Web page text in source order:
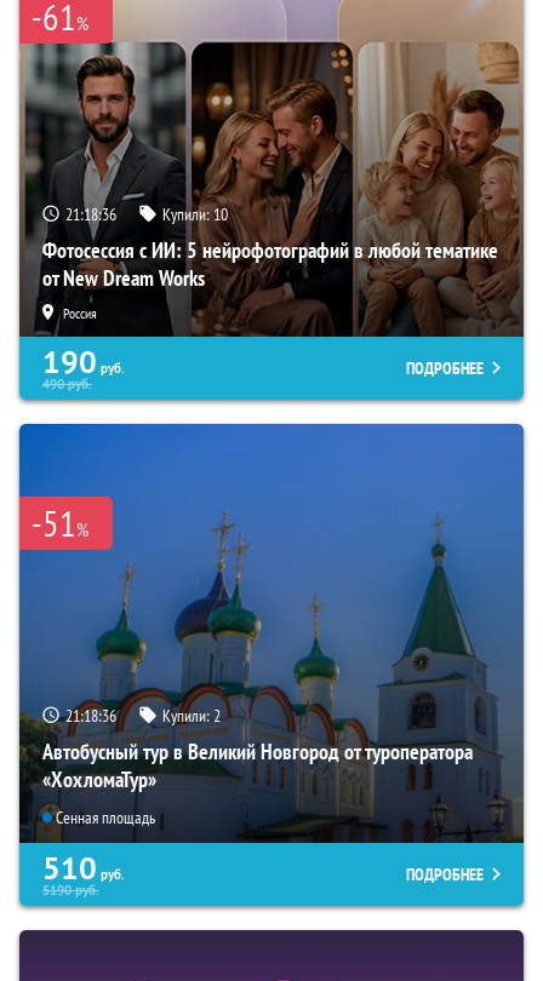
-61%
21:18:35 Купили:10
Фотосессия с ИИ: 5 нейрофотографий в любой тематике
от New Dream Works
Россия
190 руб.
490руб.
ПОДРОБНЕЕ
-51%
21:18:35 Купили:2
Автобусный тур в Великий Новгород от туроператора
«ХохломаТур»
Сенная площадь
510 руб.
5190руб.
ПОДРОБНЕЕ